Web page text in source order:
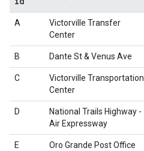
A
Victorville Transfer
Center
B Dante St & Venus Ave
C
Victorville Transportation
Center
D
National Trails Highway -
Air Expressway
E Oro Grande Post Office